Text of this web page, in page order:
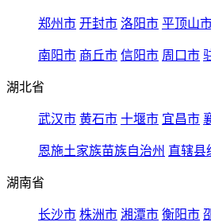
郑州市 开封市 洛阳市 平顶山
南阳市 商丘市 信阳市 周口市
湖北省
武汉市 黄石市 十堰市 宜昌市
恩施土家族苗族自治州 直辖县
湖南省
长沙市 株洲市 湘潭市 衡阳市